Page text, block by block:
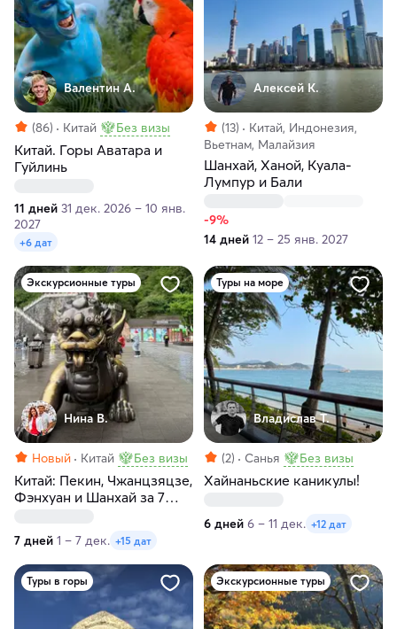
Валентин А.
(86) Китай Без визы
Китай. Горы Аватара и
Гуйлинь
11 дней 31 дек. 2026 – 10 янв.
2027
+6 дат
Алексей К.
(13)
Китай, Индонезия,
Вьетнам, Малайзия
Шанхай, Ханой, Куала-
Лумпур и Бали
-9%
14 дней 12 – 25 янв. 2027
Экскурсионные туры
Нина В.
Новый Китай Без визы
Китай: Пекин, Чжанцзяцзе,
Фэнхуан и Шанхай за 7
7 дней 1 – 7 дек. +15 дат
Туры на море
Владислав Т.
(2) Санья Без визы
Хайнаньские каникулы!
6 дней 6 – 11 дек. +12 дат
Туры в горы Экскурсионные туры